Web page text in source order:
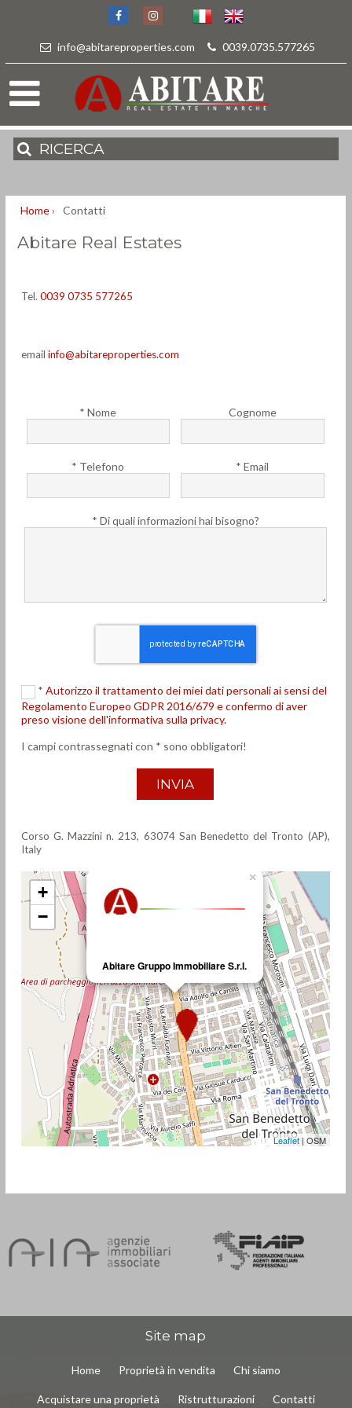
info@abitareproperties.com 0039.0735.577265
RICERCA
Home› Contatti
Abitare Real Estates
Tel. 0039 0735 577265
email info@abitareproperties.com
* Nome Cognome
* Telefono * Email
* Di quali informazioni hai bisogno?
* Autorizzo il trattamento dei miei dati personali ai sensi del
Regolamento Europeo GDPR 2016/679 e confermo di aver
preso visione dell'informativa sulla privacy.
I campi contrassegnati con * sono obbligatori!
Corso G. Mazzini n. 213, 63074 San Benedetto del Tronto (AP),
Italy
Abitare Gruppo Immobiliare S.r.l.
×
+
−
Leaflet| OSM
Site map
Home Proprietà in vendita Chi siamo
Acquistare una proprietà Ristrutturazioni Contatti